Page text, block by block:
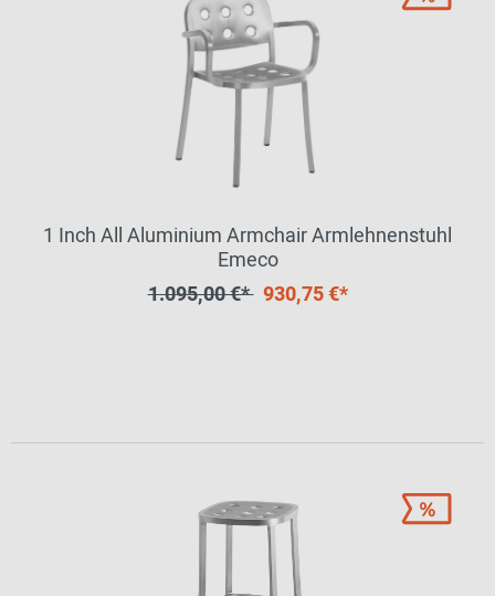
1 Inch All Aluminium Armchair Armlehnenstuhl
Emeco
1.095,00 €*930,75 €*